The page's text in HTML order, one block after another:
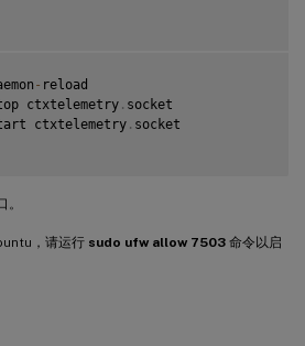
- reload
ctxtelemetry . socket
ctxtelemetry . socket
，请运行 sudo ufw allow 7503 命令以启